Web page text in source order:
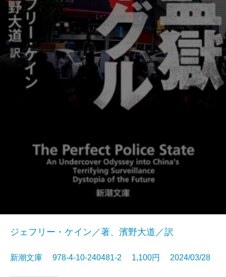
ジェフリー・ケイン／著、濱野大道／訳
新潮文庫 978-4-10-240481-2 1,100円 2024/03/28